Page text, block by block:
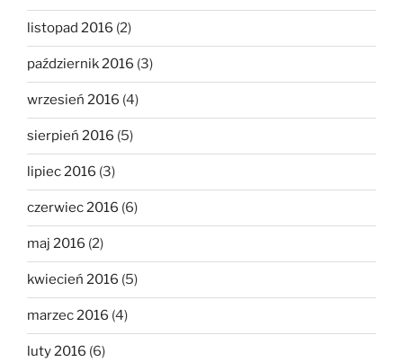
listopad 2016 (2)
październik 2016 (3)
wrzesień 2016 (4)
sierpień 2016 (5)
lipiec 2016 (3)
czerwiec 2016 (6)
maj 2016 (2)
kwiecień 2016 (5)
marzec 2016 (4)
luty 2016 (6)